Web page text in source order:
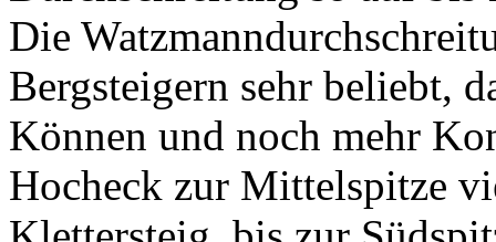
Die
Bergsteigern sehr beliebt,
Können und noch mehr
Hocheck zur Mittelspitze